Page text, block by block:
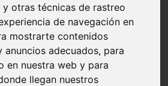
y otras técnicas de rastreo
de navegación en
mostrarte contenidos
anuncios adecuados, para
en nuestra web y para
llegan nuestros
con Brackets: 10
a evitar
Ortodoncia